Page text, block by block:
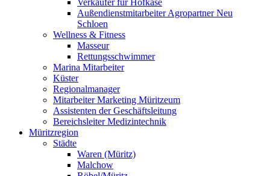
Außendienstmitarbeiter Agropartner Neu
Schloen
Wellness & Fitness
Masseur
Rettungsschwimmer
Marina Mitarbeiter
Küster
Regionalmanager
Mitarbeiter Marketing Müritzeum
Assistenten der Geschäftsleitung
Bereichsleiter Medizintechnik
Müritzregion
Städte
Waren (Müritz)
Malchow